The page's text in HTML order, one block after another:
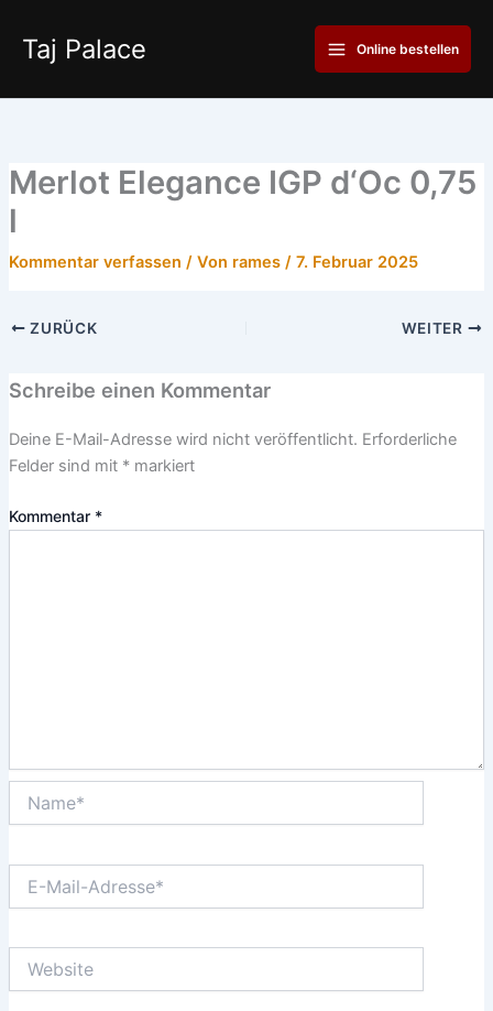
Inhalt
springen
Taj Palace
Main
Menu
Online bestellen
Merlot Elegance IGP d‘Oc 0,75
l
Kommentar verfassen / Von rames / 7. Februar 2025
ZURÜCK WEITER
Schreibe einen Kommentar
Deine E-Mail-Adresse wird nicht veröffentlicht. Erforderliche
Felder sind mit *markiert
Kommentar *
Mail-